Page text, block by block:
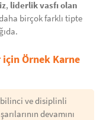
, liderlik vasfı olan
birçok farklı tipte
için Örnek Karne
ve disiplinli
devamını